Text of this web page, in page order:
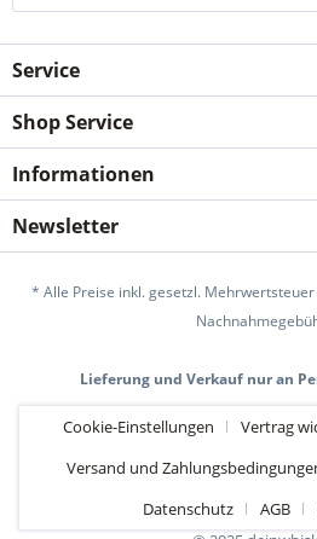
Service
Shop Service
Informationen
Newsletter
* Alle Preise inkl. gesetzl. Mehrwertsteuer
Lieferung und Verkauf nur an
Cookie-Einstellungen Vertrag
Versand und
Datenschutz
AGB